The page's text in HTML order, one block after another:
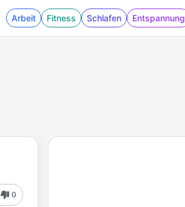
Arbeit Fitness Schlafen Entspannung
0